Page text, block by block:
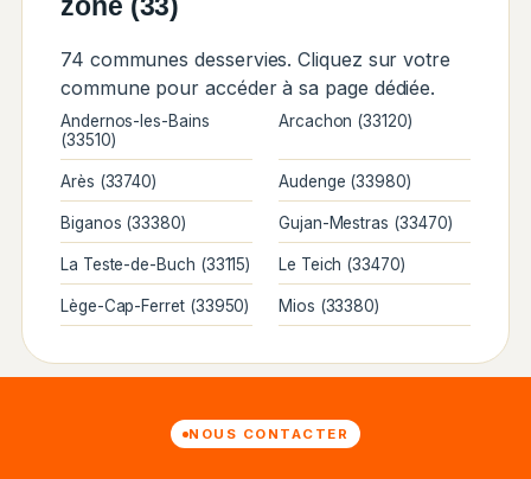
zone (33)
74 communes desservies. Cliquez sur votre
commune pour accéder à sa page dédiée.
Andernos-les-Bains
(33510)
Arcachon (33120)
Arès (33740) Audenge (33980)
Biganos (33380) Gujan-Mestras (33470)
La Teste-de-Buch (33115) Le Teich (33470)
Lège-Cap-Ferret (33950) Mios (33380)
NOUS CONTACTER